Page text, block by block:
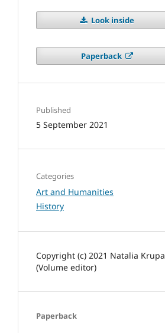
Look inside
Paperback
Published
5 September 2021
Categories
Art and Humanities
History
Copyright (c) 2021 Natalia Krupa
(Volume editor)
Paperback